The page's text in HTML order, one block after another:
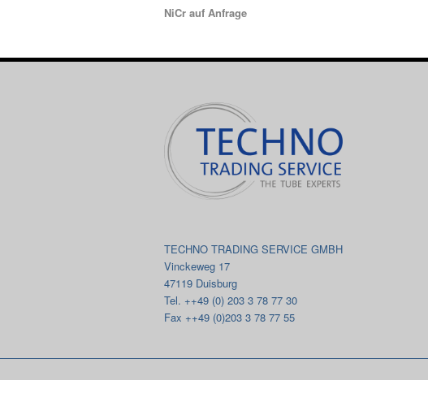
NiCr auf Anfrage
TECHNO TRADING SERVICE GMBH
Vinckeweg 17
47119 Duisburg
Tel. ++49 (0) 203 3 78 77 30
Fax ++49 (0)203 3 78 77 55